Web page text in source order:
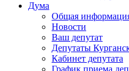
Дума
Общая
Новости
Ваш депутат
Депутаты
Кабинет депутата
График приема